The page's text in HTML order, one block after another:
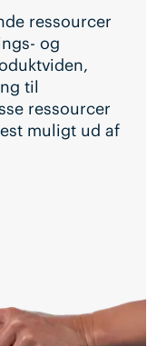
ressourcer
og
til
ressourcer
muligt ud af